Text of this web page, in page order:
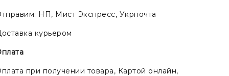
НП, Мист Экспресс, Укрпочта
курьером
при получении товара, Картой онлайн,